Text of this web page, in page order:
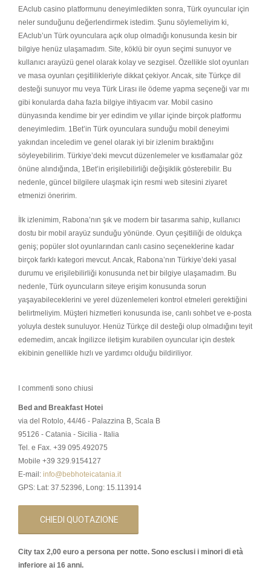
EAclub casino platformunu deneyimledikten sonra, Türk oyuncular için
neler sunduğunu değerlendirmek istedim. Şunu söylemeliyim ki,
EAclub’un Türk oyunculara açık olup olmadığı konusunda kesin bir
bilgiye henüz ulaşamadım. Site, köklü bir oyun seçimi sunuyor ve
kullanıcı arayüzü genel olarak kolay ve sezgisel. Özellikle slot oyunları
ve masa oyunları çeşitlilikleriyle dikkat çekiyor. Ancak, site Türkçe dil
desteği sunuyor mu veya Türk Lirası ile ödeme yapma seçeneği var mı
gibi konularda daha fazla bilgiye ihtiyacım var. Mobil casino
dünyasında kendime bir yer edindim ve yıllar içinde birçok platformu
deneyimledim. 1Bet’in Türk oyunculara sunduğu mobil deneyimi
yakından inceledim ve genel olarak iyi bir izlenim bıraktığını
söyleyebilirim. Türkiye’deki mevcut düzenlemeler ve kısıtlamalar göz
önüne alındığında, 1Bet’in erişilebilirliği değişiklik gösterebilir. Bu
nedenle, güncel bilgilere ulaşmak için resmi web sitesini ziyaret
etmenizi öneririm.
İlk izlenimim, Rabona’nın şık ve modern bir tasarıma sahip, kullanıcı
dostu bir mobil arayüz sunduğu yönünde. Oyun çeşitliliği de oldukça
geniş; popüler slot oyunlarından canlı casino seçeneklerine kadar
birçok farklı kategori mevcut. Ancak, Rabona’nın Türkiye’deki yasal
durumu ve erişilebilirliği konusunda net bir bilgiye ulaşamadım. Bu
nedenle, Türk oyuncuların siteye erişim konusunda sorun
yaşayabileceklerini ve yerel düzenlemeleri kontrol etmeleri gerektiğini
belirtmeliyim. Müşteri hizmetleri konusunda ise, canlı sohbet ve e-posta
yoluyla destek sunuluyor. Henüz Türkçe dil desteği olup olmadığını teyit
edemedim, ancak İngilizce iletişim kurabilen oyuncular için destek
ekibinin genellikle hızlı ve yardımcı olduğu bildiriliyor.
I commenti sono chiusi
Bed and Breakfast Hotei
via del Rotolo, 44/46 - Palazzina B, Scala B
95126 - Catania - Sicilia - Italia
Tel. e Fax. +39 095.492075
Mobile +39 329.9154127
E-mail: info@bebhoteicatania.it
GPS: Lat: 37.52396, Long: 15.113914
CHIEDI QUOTAZIONE
City tax 2,00 euro a persona per notte. Sono esclusi i minori di età
inferiore ai 16 anni.